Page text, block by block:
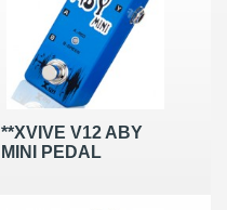
**XVIVE V12 ABY
MINI PEDAL